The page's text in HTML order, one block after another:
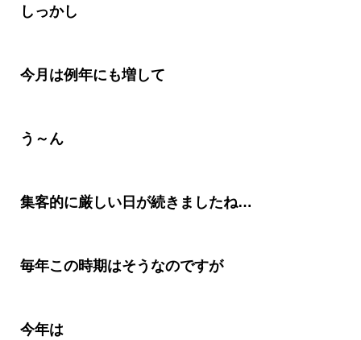
しっかし
今月は例年にも増して
う～ん
集客的に厳しい日が続きましたね…
毎年この時期はそうなのですが
今年は